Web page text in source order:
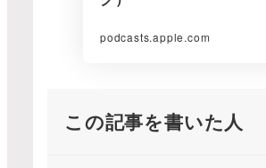
podcasts.apple.com
この記事を書いた人